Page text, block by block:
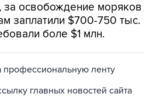
освобождение моряков
заплатили $700-750 тыс.
боле $1 млн.
профессиональную ленту
главных новостей сайта